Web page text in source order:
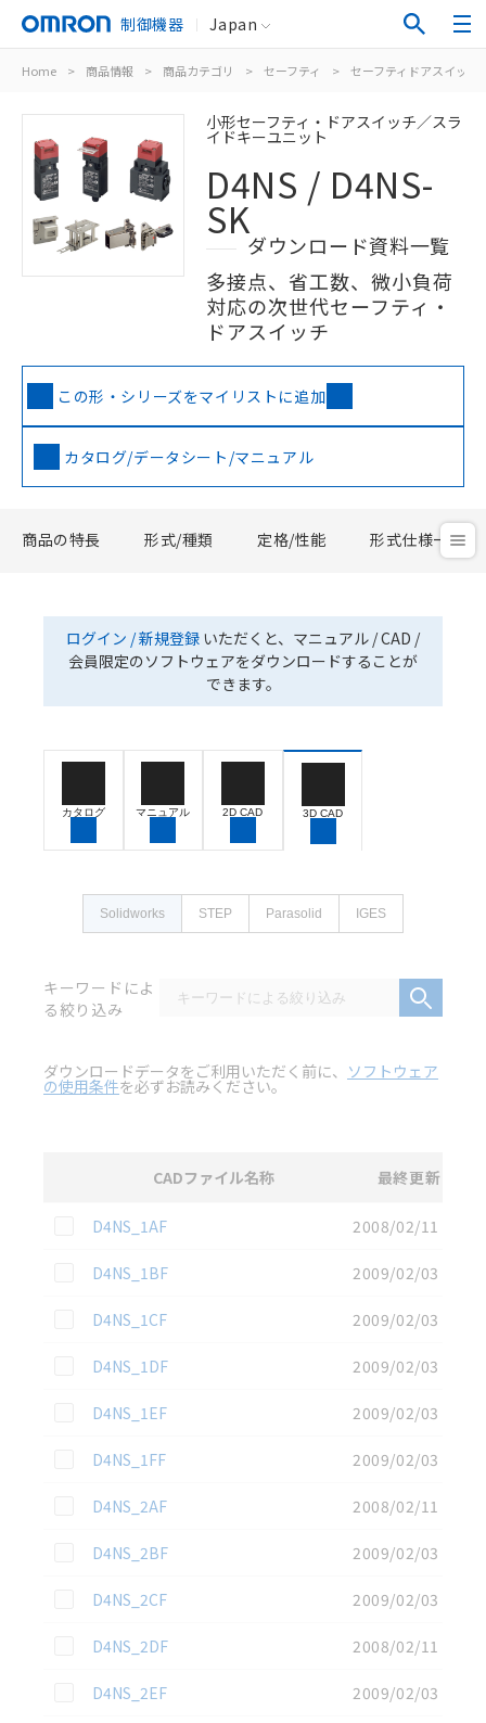
制御機器 Japan
Home > 商品情報 > 商品カテゴリ > セーフティ > セーフティドアスイッチ
小形セーフティ・ドアスイッチ／スラ
イドキーユニット
D4NS / D4NS-
SK
ダウンロード資料一覧
多接点、省工数、微小負荷
対応の次世代セーフティ・
ドアスイッチ
この形・シリーズをマイリストに追加
カタログ/データシート/マニュアル
商品の特長 形式/種類 定格/性能 形式仕様一覧
ログイン / 新規登録 いただくと、マニュアル / CAD /
会員限定のソフトウェアをダウンロードすることが
できます。
カタログ マニュアル 2D CAD 3D CAD
Solidworks STEP Parasolid IGES
キーワードによ
る絞り込み
ダウンロードデータをご利用いただく前に、 ソフトウェア
の使用条件を必ずお読みください。
CADファイル名称 最終更新
この資料を選択
D4NS_1AF
2008/02/11
この資料を選択
D4NS_1BF
2009/02/03
この資料を選択
D4NS_1CF
2009/02/03
この資料を選択
D4NS_1DF
2009/02/03
この資料を選択
D4NS_1EF
2009/02/03
この資料を選択
D4NS_1FF
2009/02/03
この資料を選択
D4NS_2AF
2008/02/11
この資料を選択
D4NS_2BF
2009/02/03
この資料を選択
D4NS_2CF
2009/02/03
この資料を選択
D4NS_2DF
2008/02/11
この資料を選択
D4NS_2EF
2009/02/03